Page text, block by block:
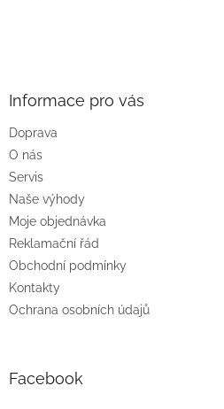
Informace pro vás
Doprava
O nás
Servis
Naše výhody
Moje objednávka
Reklamační řád
Obchodní podmínky
Kontakty
Ochrana osobních údajů
Facebook